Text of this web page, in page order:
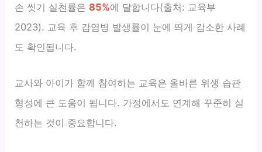
손 씻기 실천률은85%에 달합니다(출처: 교육부
2023). 교육 후 감염병 발생률이 눈에 띄게 감소한 사례
도 확인됩니다.
교사와 아이가 함께 참여하는 교육은 올바른 위생 습관
형성에 큰 도움이 됩니다. 가정에서도 연계해 꾸준히 실
천하는 것이 중요합니다.